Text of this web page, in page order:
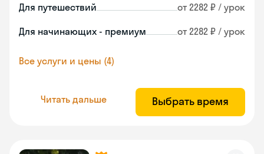
Для путешествий от 2282 ₽ / урок
Для начинающих - премиум от 2282 ₽ / урок
Все услуги и цены (4)
Читать дальше Выбрать время